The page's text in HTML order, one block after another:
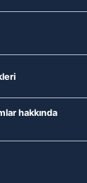
hakkında